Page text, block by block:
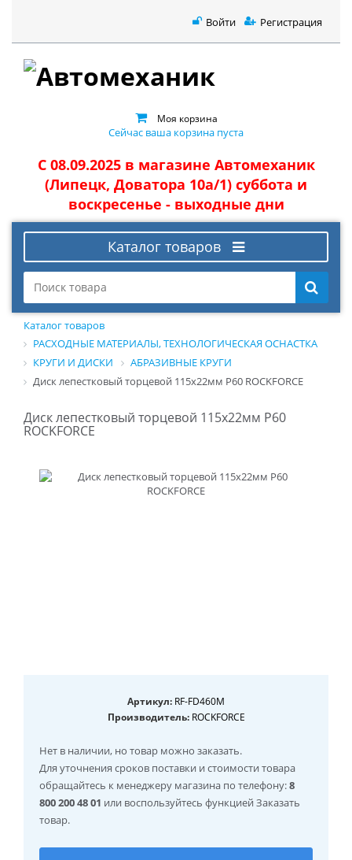
Войти Регистрация
Моя корзина
Сейчас ваша корзина пуста
С 08.09.2025 в магазине Автомеханик
(Липецк, Доватора 10а/1) суббота и
воскресенье - выходные дни
Каталог товаров
Каталог товаров
РАСХОДНЫЕ МАТЕРИАЛЫ, ТЕХНОЛОГИЧЕСКАЯ ОСНАСТКА
КРУГИ И ДИСКИ
АБРАЗИВНЫЕ КРУГИ
Диск лепестковый торцевой 115х22мм P60 ROCKFORCE
Диск лепестковый торцевой 115х22мм P60
ROCKFORCE
Артикул: RF-FD460M
Производитель:ROCKFORCE
Нет в наличии, но товар можно заказать.
Для уточнения сроков поставки и стоимости товара
обращайтесь к менеджеру магазина по телефону:8
800 200 48 01 или воспользуйтесь функцией Заказать
товар.